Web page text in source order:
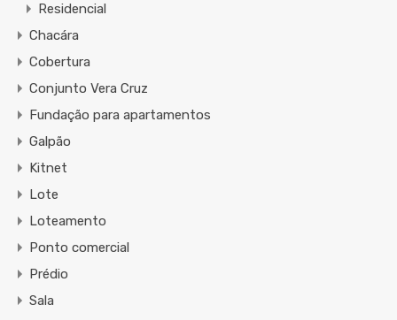
Residencial
Chacára
Cobertura
Conjunto Vera Cruz
Fundação para apartamentos
Galpão
Kitnet
Lote
Loteamento
Ponto comercial
Prédio
Sala